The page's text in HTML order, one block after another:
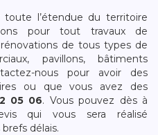
l’étendue du territoire
pour tout travaux de
de tous types de
pavillons, bâtiments
nous pour avoir des
ou que vous avez des
05 06. Vous pouvez dès à
qui vous sera réalisé
délais.